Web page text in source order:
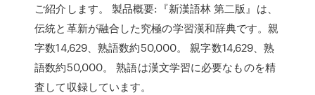
ご紹介します。 製品概要:『新漢語林 第二版』は、
伝統と革新が融合した究極の学習漢和辞典です。親
字数14,629、熟語数約50,000。 親字数14,629、熟
語数約50,000。 熟語は漢文学習に必要なものを精
査して収録しています。